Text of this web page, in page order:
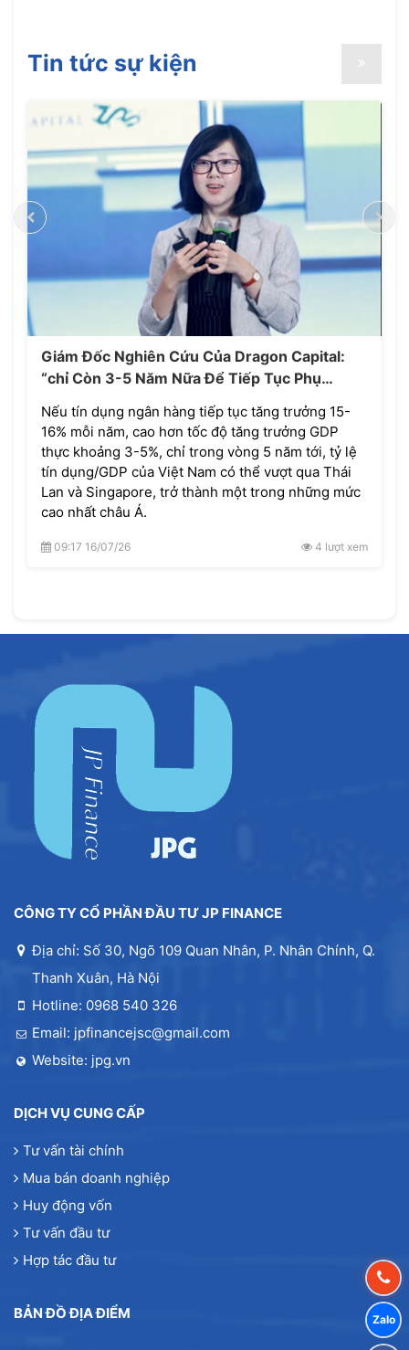
Tin tức sự kiện
Giám Đốc Nghiên Cứu Của Dragon Capital:
“chỉ Còn 3-5 Năm Nữa Để Tiếp Tục Phụ
Thuộc Nguồn Vốn Từ Hệ Thống Ngân Hàng”
Nếu tín dụng ngân hàng tiếp tục tăng trưởng 15-
16% mỗi năm, cao hơn tốc độ tăng trưởng GDP
thực khoảng 3-5%, chỉ trong vòng 5 năm tới, tỷ lệ
tín dụng/GDP của Việt Nam có thể vượt qua Thái
Lan và Singapore, trở thành một trong những mức
cao nhất châu Á.
09:17 16/07/26 4 lượt xem
CÔNG TY CỔ PHẦN ĐẦU TƯ JP FINANCE
Địa chỉ: Số 30, Ngõ 109 Quan Nhân, P. Nhân Chính, Q.
Thanh Xuân, Hà Nội
Hotline: 0968 540 326
Email: jpfinancejsc@gmail.com
Website: jpg.vn
DỊCH VỤ CUNG CẤP
Tư vấn tài chính
Mua bán doanh nghiệp
Huy động vốn
Tư vấn đầu tư
Hợp tác đầu tư
BẢN ĐỒ ĐỊA ĐIỂM